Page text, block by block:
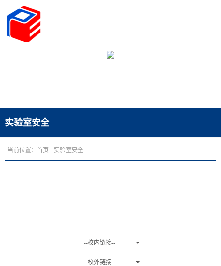
实验室安全
当前位置： 首页 实验室安全
--校内链接--
--校外链接--